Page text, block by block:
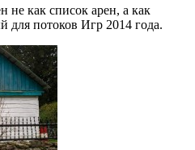
не как список арен, а как
для потоков Игр 2014 года.